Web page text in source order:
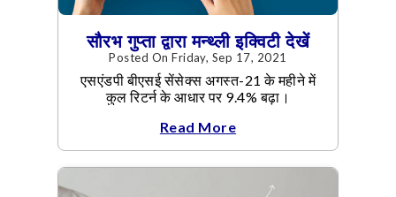
सौरभ गुप्ता द्वारा मन्थ्ली इक्विटी देखें
Posted On Friday, Sep 17, 2021
एसएंडपी बीएसई सेंसेक्स अगस्त-21 के महीने में
कुल रिटर्न के आधार पर 9.4% बढ़ा।
Read More